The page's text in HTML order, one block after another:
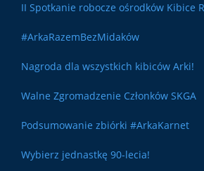
II Spotkanie robocze ośrodków Kibice
#ArkaRazemBezMidaków
Nagroda dla wszystkich kibiców Arki!
Walne Zgromadzenie Członków SKGA
Podsumowanie zbiórki #ArkaKarnet
Wybierz jednastkę 90-lecia!